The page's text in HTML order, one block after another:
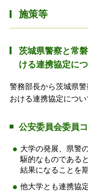
施策等
茨城県警察と常
ける連携協定に
警務部長から茨城県
おける連携協定につい
公安委員会委員
大学の発展、県警
駆的なものである
結果になることを
他大学とも連携協